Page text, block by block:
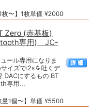
1枚〜】1枚単価 ¥2000
Zero (赤基板)
専用) JC-
ール専用になりま
イズでi2sを吐くデ
DACにするもの BT
専用...
量1個〜】単価 ¥5500